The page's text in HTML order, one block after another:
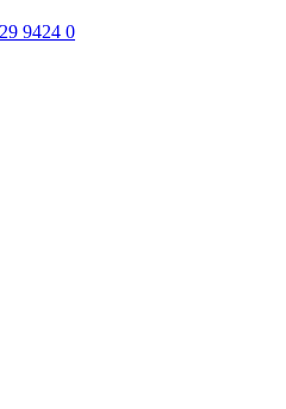
9424 0